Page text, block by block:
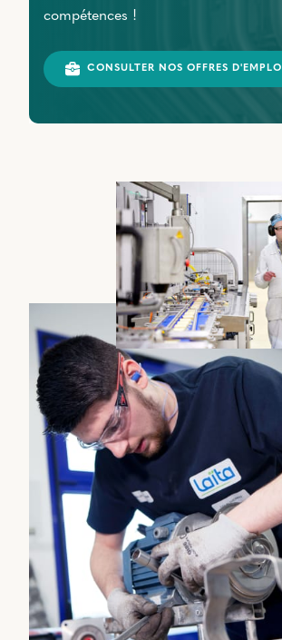
compétences !
CONSULTER NOS OFFRES D'EMPLOI